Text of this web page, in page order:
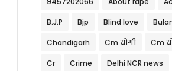
B.J.P Bjp Blind love
Chandigarh Cm योगी Cm
Cr Crime Delhi NCR news